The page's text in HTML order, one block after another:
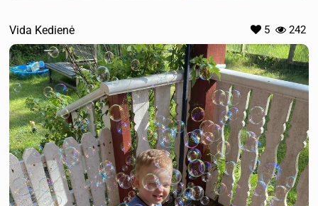
Vida Kedienė 5 242